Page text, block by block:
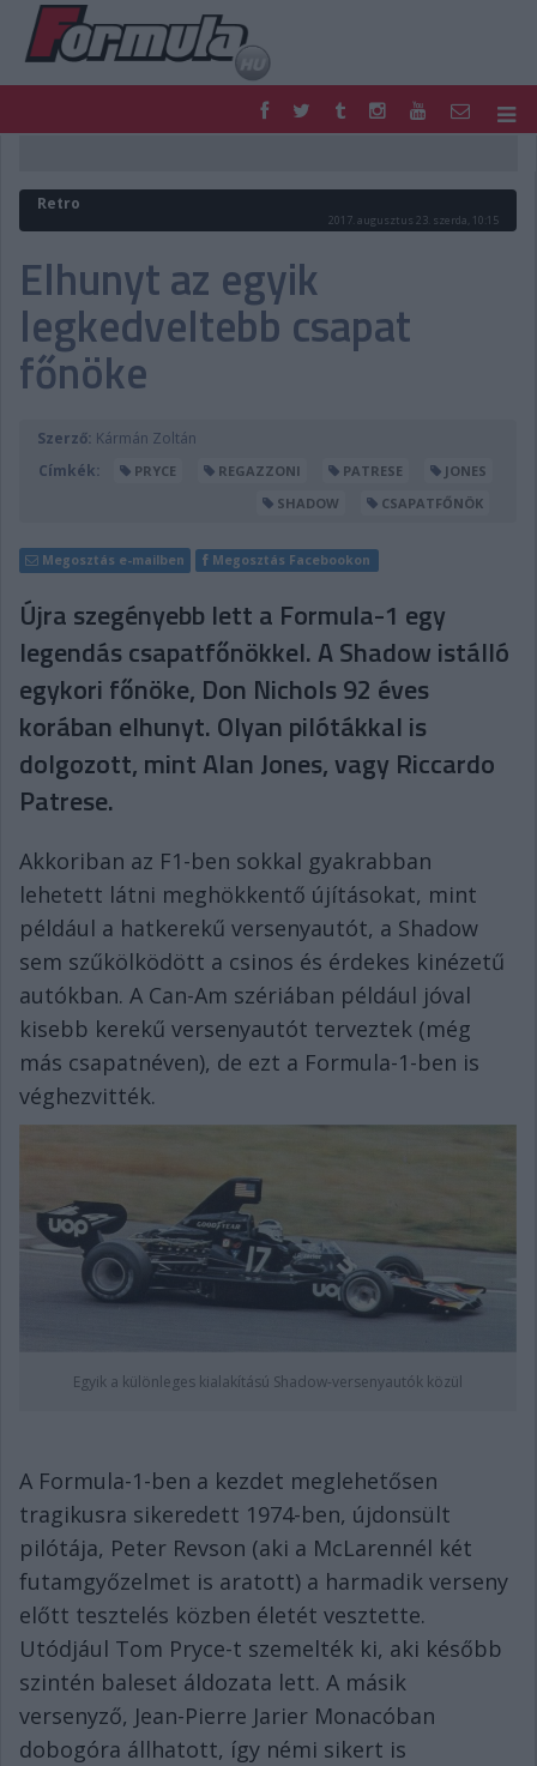
FORMULA
MOTOR
HAZAI
PODCAST
SHOP
LIVE
DIGITÁLIS MAGAZIN
PONTÁLLÁSOK
VERSENYNAPTÁRAK
Retro
2017. augusztus 23. szerda, 10:15
Elhunyt az egyik
legkedveltebb csapat
főnöke
Szerző: Kármán Zoltán
Címkék:
PRYCE REGAZZONI PATRESE
JONES
SHADOW
CSAPATFŐNÖK
Megosztás e-mailben Megosztás Facebookon
Újra szegényebb lett a Formula-1 egy
legendás csapatfőnökkel. A Shadow istálló
egykori főnöke, Don Nichols 92 éves
korában elhunyt. Olyan pilótákkal is
dolgozott, mint Alan Jones, vagy Riccardo
Patrese.
Akkoriban az F1-ben sokkal gyakrabban
lehetett látni meghökkentő újításokat, mint
például a hatkerekű versenyautót, a Shadow
sem szűkölködött a csinos és érdekes kinézetű
autókban. A Can-Am szériában például jóval
kisebb kerekű versenyautót terveztek (még
más csapatnéven), de ezt a Formula-1-ben is
véghezvitték.
Egyik a különleges kialakítású Shadow-versenyautók közül
A Formula-1-ben a kezdet meglehetősen
tragikusra sikeredett 1974-ben, újdonsült
pilótája, Peter Revson (aki a McLarennél két
futamgyőzelmet is aratott) a harmadik verseny
előtt tesztelés közben életét vesztette.
Utódjául Tom Pryce-t szemelték ki, aki később
szintén baleset áldozata lett. A másik
versenyző, Jean-Pierre Jarier Monacóban
dobogóra állhatott, így némi sikert is